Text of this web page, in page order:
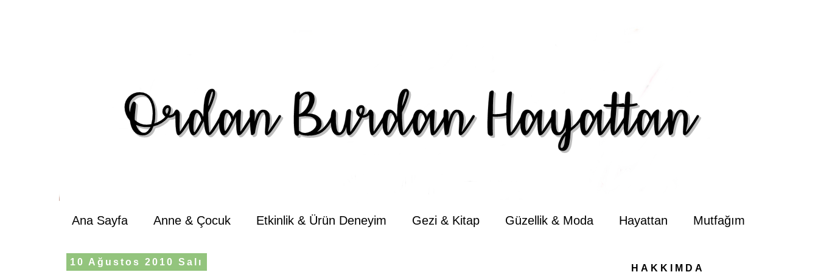
Ana Sayfa Anne & Çocuk Etkinlik & Ürün Deneyim Gezi & Kitap Güzellik & Moda Hayattan Mutfağım
10 Ağustos 2010 Salı
HAKKIMDA